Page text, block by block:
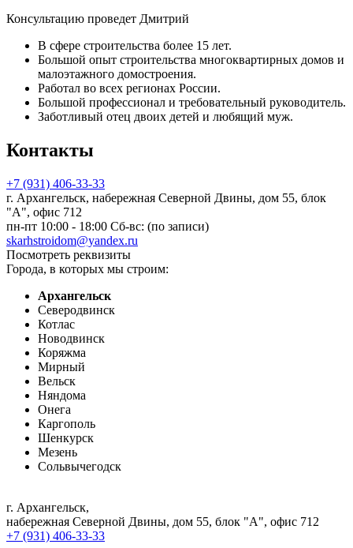
Консультацию проведет Дмитрий
В сфере строительства более 15 лет.
Большой опыт строительства многоквартирных домов и
малоэтажного домостроения.
Работал во всех регионах России.
Большой профессионал и требовательный руководитель.
Заботливый отец двоих детей и любящий муж.
Контакты
+7 (931) 406-33-33
г. Архангельск, набережная Северной Двины, дом 55, блок
"А", офис 712
пн-пт 10:00 - 18:00 Сб-вс: (по записи)
skarhstroidom@yandex.ru
Посмотреть реквизиты
Города, в которых мы строим:
Архангельск
Северодвинск
Котлас
Новодвинск
Коряжма
Мирный
Вельск
Няндома
Онега
Каргополь
Шенкурск
Мезень
Сольвычегодск
г. Архангельск,
набережная Северной Двины, дом 55, блок "А", офис 712
+7 (931) 406-33-33